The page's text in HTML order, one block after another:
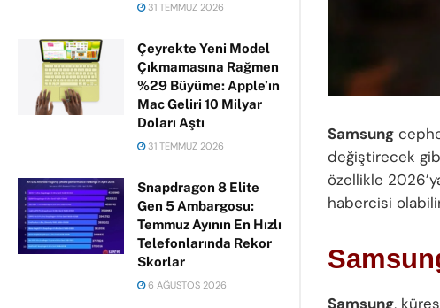
31 TEMMUZ 2026
Çeyrekte Yeni Model
Çıkmamasına Rağmen
%29 Büyüme: Apple’ın
Mac Geliri 10 Milyar
Doları Aştı
31 TEMMUZ 2026
Snapdragon 8 Elite
Gen 5 Ambargosu:
Temmuz Ayının En Hızlı
Telefonlarında Rekor
Skorlar
6 AĞUSTOS 2026
Samsung
değiştirecek
özellikle
habercisi
Samsung,